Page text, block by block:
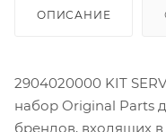
ОПИСАНИЕ
2904020000 KIT
набор Original Parts
брендов, входящих